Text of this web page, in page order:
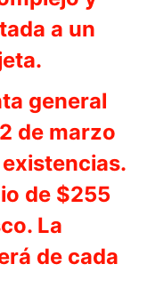
a un
general
de marzo
de $255
La
de cada